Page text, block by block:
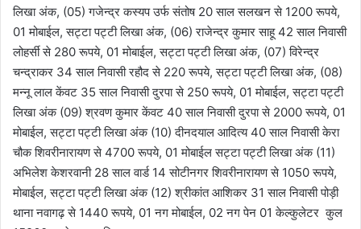
लिखा अंक, (05) गजेन्द्र कस्यप उर्फ संतोष 20 साल सलखन से 1200 रूपये,
01 मोबाईल, सट्टा पट्टी लिखा अंक, (06) राजेन्द्र कुमार साहू 42 साल निवासी
लोहर्सी से 280 रूपये, 01 मोबाईल, सट्टा पट्टी लिखा अंक, (07) विरेन्द्र
चन्द्राकर 34 साल निवासी रहौद से 220 रूपये, सट्टा पट्टी लिखा अंक, (08)
मन्नू लाल केंवट 35 साल निवासी दुरपा से 250 रूपये, 01 मोबाईल, सट्टा पट्टी
लिखा अंक (09) श्रवण कुमार केंवट 40 साल निवासी दुरपा से 2000 रूपये, 01
मोबाईल, सट्टा पट्टी लिखा अंक (10) दीनदयाल आदित्य 40 साल निवासी केरा
चौक शिवरीनारायण से 4700 रूपये, 01 मोबाईल सट्टा पट्टी लिखा अंक (11)
अभिलेश केशरवानी 28 साल वार्ड 14 सोटीनगर शिवरीनारायण से 1050 रूपये,
मोबाईल, सट्टा पट्टी लिखा अंक (12) श्रीकांत आशिकर 31 साल निवासी पोड़ी
थाना नवागढ़ से 1440 रूपये, 01 नग मोबाईल, 02 नग पेन 01 केल्कुलेटर कुल